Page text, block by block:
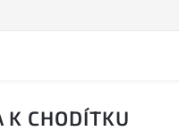
K CHODÍTKU